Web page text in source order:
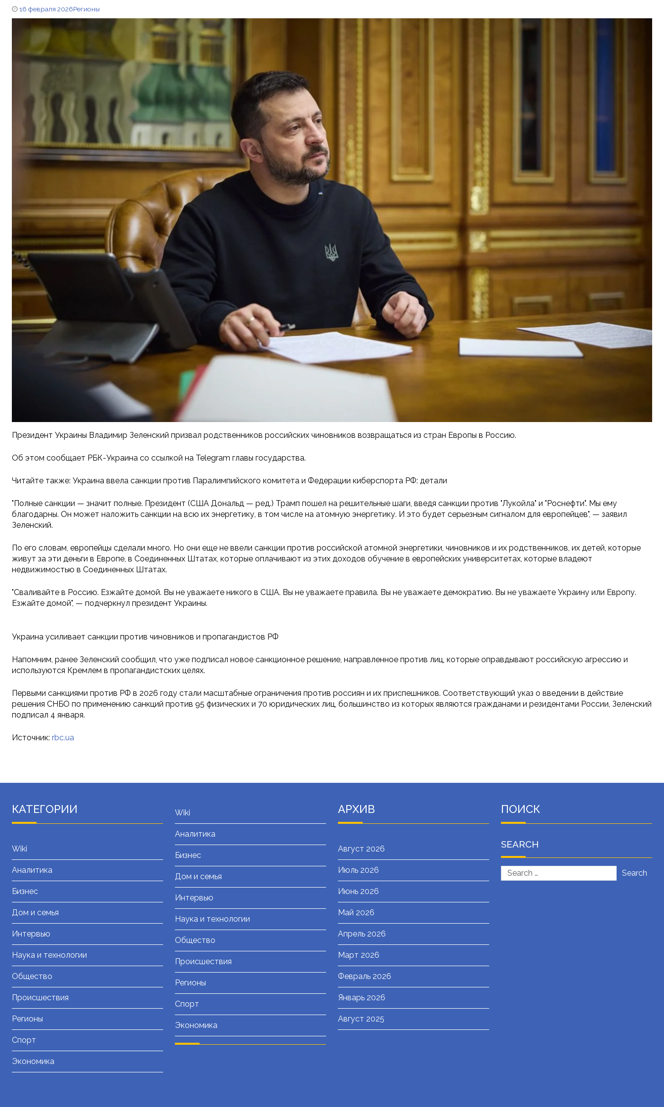
16 февраля 2026Регионы
Президент Украины Владимир Зеленский призвал родственников российских чиновников возвращаться из стран Европы в Россию.
Об этом сообщает РБК-Украина со ссылкой на Telegram главы государства.
Читайте также: Украина ввела санкции против Паралимпийского комитета и Федерации киберспорта РФ: детали
"Полные санкции — значит полные. Президент (США Дональд — ред.) Трамп пошел на решительные шаги, введя санкции против "Лукойла" и "Роснефти". Мы ему
благодарны. Он может наложить санкции на всю их энергетику, в том числе на атомную энергетику. И это будет серьезным сигналом для европейцев", — заявил
Зеленский.
По его словам, европейцы сделали много. Но они еще не ввели санкции против российской атомной энергетики, чиновников и их родственников, их детей, которые
живут за эти деньги в Европе, в Соединенных Штатах, которые оплачивают из этих доходов обучение в европейских университетах, которые владеют
недвижимостью в Соединенных Штатах.
"Сваливайте в Россию. Езжайте домой. Вы не уважаете никого в США. Вы не уважаете правила. Вы не уважаете демократию. Вы не уважаете Украину или Европу.
Езжайте домой", — подчеркнул президент Украины.
Украина усиливает санкции против чиновников и пропагандистов РФ
Напомним, ранее Зеленский сообщил, что уже подписал новое санкционное решение, направленное против лиц, которые оправдывают российскую агрессию и
используются Кремлем в пропагандистских целях.
Первыми санкциями против РФ в 2026 году стали масштабные ограничения против россиян и их приспешников. Соответствующий указ о введении в действие
решения СНБО по применению санкций против 95 физических и 70 юридических лиц, большинство из которых являются гражданами и резидентами России, Зеленский
подписал 4 января.
Источник: rbc.ua
КАТЕГОРИИ
Wiki
Аналитика
Бизнес
Дом и семья
Интервью
Наука и технологии
Общество
Происшествия
Регионы
Спорт
Экономика
Wiki
Аналитика
Бизнес
Дом и семья
Интервью
Наука и технологии
Общество
Происшествия
Регионы
Спорт
Экономика
АРХИВ
Август 2026
Июль 2026
Июнь 2026
Май 2026
Апрель 2026
Март 2026
Февраль 2026
Январь 2026
Август 2025
ПОИСК
SEARCH
Search